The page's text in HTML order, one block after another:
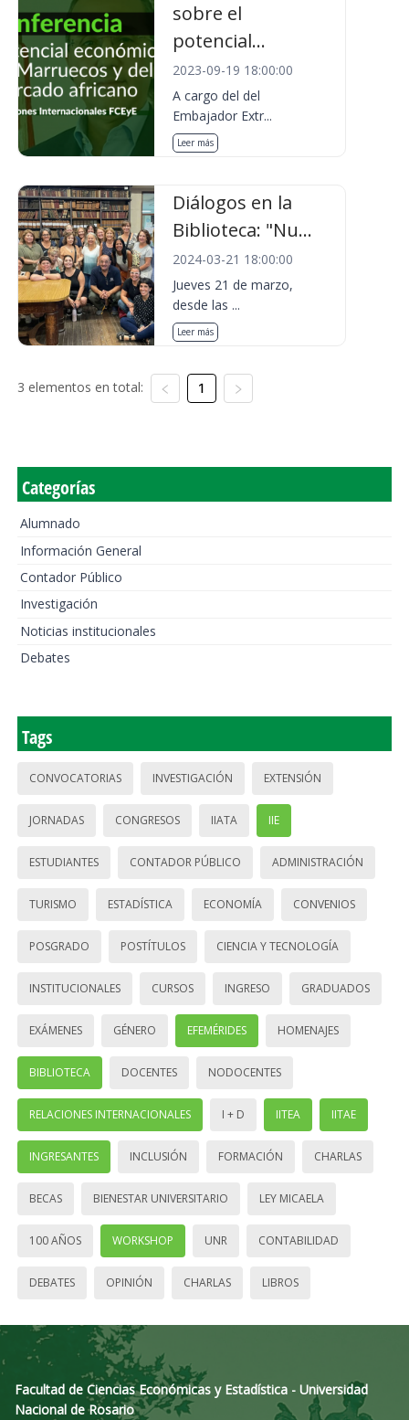
sobre el
potencial...
2023-09-19 18:00:00
A cargo del del
Embajador Extr...
Leer más
Diálogos en la
Biblioteca: "Nu...
2024-03-21 18:00:00
Jueves 21 de marzo,
desde las ...
Leer más
3 elementos en total: 1
Categorías
Alumnado
Información General
Contador Público
Investigación
Noticias institucionales
Debates
Tags
CONVOCATORIAS INVESTIGACIÓN EXTENSIÓN
JORNADAS CONGRESOS IIATA IIE
ESTUDIANTES CONTADOR PÚBLICO ADMINISTRACIÓN
TURISMO ESTADÍSTICA ECONOMÍA CONVENIOS
POSGRADO POSTÍTULOS CIENCIA Y TECNOLOGÍA
INSTITUCIONALES CURSOS INGRESO GRADUADOS
EXÁMENES GÉNERO EFEMÉRIDES HOMENAJES
BIBLIOTECA DOCENTES NODOCENTES
RELACIONES INTERNACIONALES I + D IITEA IITAE
INGRESANTES INCLUSIÓN FORMACIÓN CHARLAS
BECAS BIENESTAR UNIVERSITARIO LEY MICAELA
100 AÑOS WORKSHOP UNR CONTABILIDAD
DEBATES OPINIÓN CHARLAS LIBROS
Facultad de Ciencias Económicas y Estadística - Universidad
Nacional de Rosario